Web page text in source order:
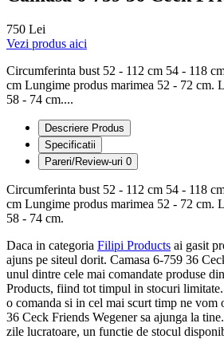
750 Lei
Vezi produs aici
Circumferinta bust 52 - 112 cm 54 - 118
cm Lungime produs marimea 52 - 72 cm.
58 - 74 cm....
Descriere Produs
Specificatii
Pareri/Review-uri 0
Circumferinta bust 52 - 112 cm 54 - 118
cm Lungime produs marimea 52 - 72 cm.
58 - 74 cm.
Daca in categoria Filipi Products ai gasit
ajuns pe siteul dorit. Camasa 6-759 36
unul dintre cele mai comandate produse
Products, fiind tot timpul in stocuri
o comanda si in cel mai scurt timp ne vom
36 Ceck Friends Wegener sa ajunga la
zile lucratoare, un functie de stocul